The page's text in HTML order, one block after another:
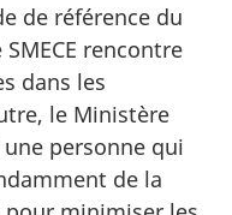
de référence du
rencontre
dans les
le Ministère
personne qui
de la